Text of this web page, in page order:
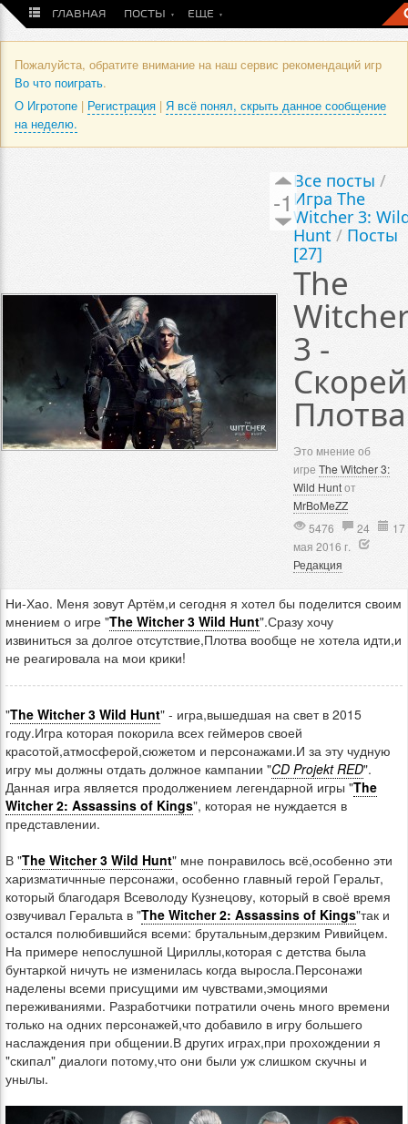
ГЛАВНАЯ ПОСТЫ ЕЩЕ
Пожалуйста, обратите внимание на наш сервис рекомендаций игр
Во что поиграть.
О Игротопе | Регистрация | Я всё понял, скрыть данное сообщение
на неделю.
-1
Все посты /
Игра The
Witcher 3:
Hunt / Посты
[27]
The
3 -
Скорей
Это мнение об
игре The Witcher 3:
Wild Huntот
MrBoMeZZ
5476
24
17
мая 2016 г.
Редакция
Ни-Хао. Меня зовут Артём,и сегодня я хотел бы поделится своим
мнением о игре "The Witcher 3 Wild Hunt".Сразу хочу
извиниться за долгое отсутствие,Плотва вообще не хотела идти,и
не реагировала на мои крики!
"The Witcher 3 Wild Hunt" - игра,вышедшая на свет в 2015
году.Игра которая покорила всех геймеров своей
красотой,атмосферой,сюжетом и персонажами.И за эту чудную
игру мы должны отдать должное кампании "CD Projekt RED".
Данная игра является продолжением легендарной игры "The
Witcher 2: Assassins of Kings", которая не нуждается в
представлении.
В "The Witcher 3 Wild Hunt" мне понравилось всё,особенно эти
харизматичнные персонажи, особенно главный герой Геральт,
который благодаря Всеволоду Кузнецову, который в своё время
озвучивал Геральта в "The Witcher 2: Assassins of Kings"так и
остался полюбившийся всеми: брутальным,дерзким Ривийцем.
На примере непослушной Цириллы,которая с детства была
бунтаркой ничуть не изменилась когда выросла.Персонажи
наделены всеми присущими им чувствами,эмоциями
переживаниями. Разработчики потратили очень много времени
только на одних персонажей,что добавило в игру большего
наслаждения при общении.В других играх,при прохождении я
"скипал" диалоги потому,что они были уж слишком скучны и
унылы.